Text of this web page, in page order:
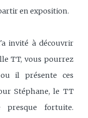
en exposition.
invité à découvrir
TT, vous pourrez
il présente ces
Stéphane, le TT
fortuite.